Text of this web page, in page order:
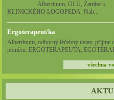
Albertinum, OLÚ,
KLINICKÉHO LOGOPEDA Nab...
Ergoterapeut/ka
Albertinum, odborný léčebný ústav, přijme
poměru: ERGOTERAPEUTA,
všechna